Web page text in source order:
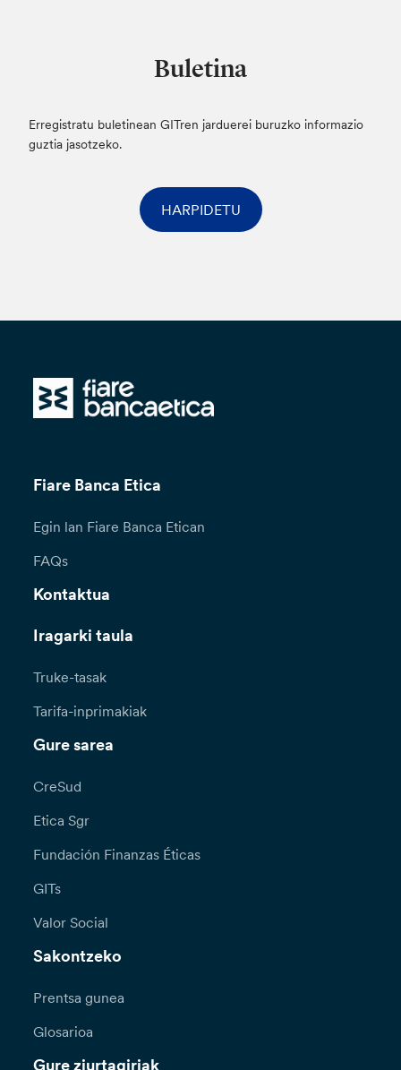
Buletina
Erregistratu buletinean GITren jarduerei buruzko informazio
guztia jasotzeko.
HARPIDETU
Fiare Banca Etica
Egin lan Fiare Banca Etican
FAQs
Kontaktua
Iragarki taula
Truke-tasak
Tarifa-inprimakiak
Gure sarea
CreSud
Etica Sgr
Fundación Finanzas Éticas
GITs
Valor Social
Sakontzeko
Prentsa gunea
Glosarioa
Gure ziurtagiriak